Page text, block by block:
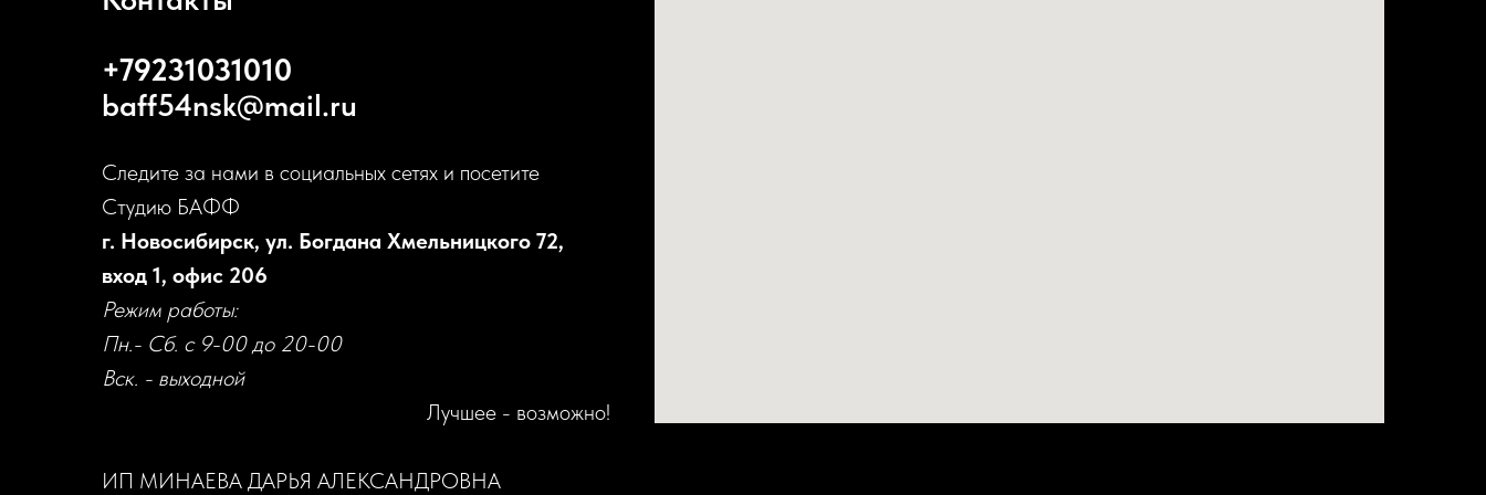
+79231031010
baff54nsk@mail.ru
Следите за нами в социальных сетях и посетите
Студию БАФФ
г. Новосибирск, ул. Богдана Хмельницкого 72,
вход 1, офис 206
Режим работы:
Пн.- Сб. с 9-00 до 20-00
Вск. - выходной
Лучшее - возможно!
ИП МИНАЕВА ДАРЬЯ АЛЕКСАНДРОВНА